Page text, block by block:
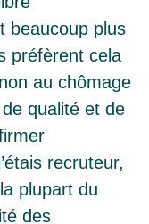
beaucoup plus
préfèrent cela
au chômage
qualité et de
recruteur,
plupart du
des